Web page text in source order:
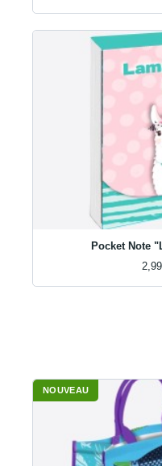
Pocket Note
NOUVEAU